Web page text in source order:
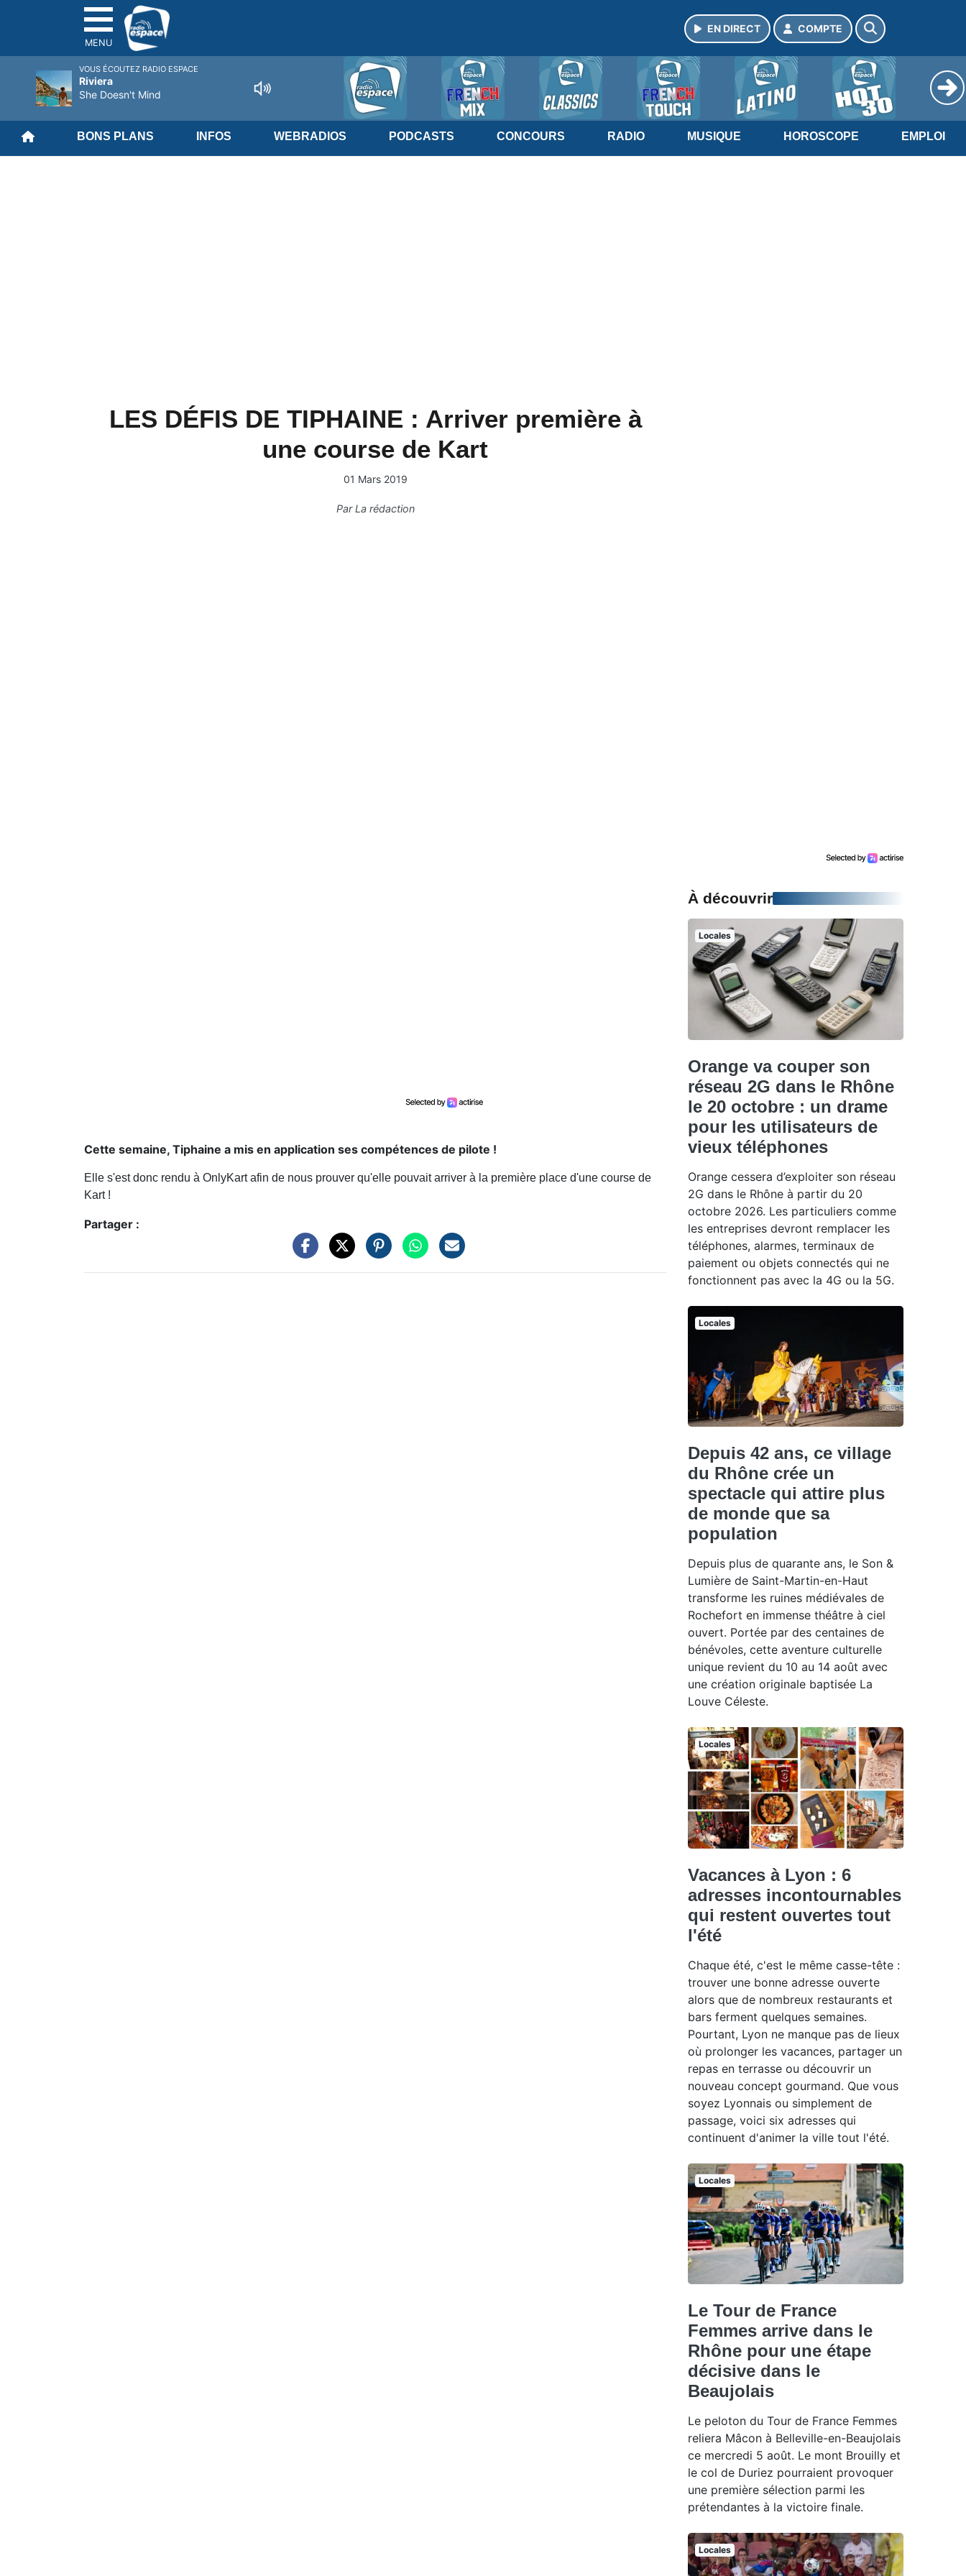
MENU
EN DIRECT COMPTE
BONS PLANS INFOS WEBRADIOS PODCASTS CONCOURS RADIO MUSIQUE HOROSCOPE EMPLOI
LES DÉFIS DE TIPHAINE : Arriver première à
une course de Kart
01 Mars 2019
ParLa rédaction
Cette semaine, Tiphaine a mis en application ses compétences de pilote !
Elle s'est donc rendu à OnlyKart afin de nous prouver qu'elle pouvait arriver à la première place d'une course de
Kart !
Partager :
À découvrir
Locales
Orange va couper son
réseau 2G dans le Rhône
le 20 octobre : un drame
pour les utilisateurs de
vieux téléphones
Orange cessera d’exploiter son réseau
2G dans le Rhône à partir du 20
octobre 2026. Les particuliers comme
les entreprises devront remplacer les
téléphones, alarmes, terminaux de
paiement ou objets connectés qui ne
fonctionnent pas avec la 4G ou la 5G.
Locales
Depuis 42 ans, ce village
du Rhône crée un
spectacle qui attire plus
de monde que sa
population
Depuis plus de quarante ans, le Son &
Lumière de Saint-Martin-en-Haut
transforme les ruines médiévales de
Rochefort en immense théâtre à ciel
ouvert. Portée par des centaines de
bénévoles, cette aventure culturelle
unique revient du 10 au 14 août avec
une création originale baptisée La
Louve Céleste.
Locales
Vacances à Lyon : 6
adresses incontournables
qui restent ouvertes tout
l'été
Chaque été, c'est le même casse-tête :
trouver une bonne adresse ouverte
alors que de nombreux restaurants et
bars ferment quelques semaines.
Pourtant, Lyon ne manque pas de lieux
où prolonger les vacances, partager un
repas en terrasse ou découvrir un
nouveau concept gourmand. Que vous
soyez Lyonnais ou simplement de
passage, voici six adresses qui
continuent d'animer la ville tout l'été.
Locales
Le Tour de France
Femmes arrive dans le
Rhône pour une étape
décisive dans le
Beaujolais
Le peloton du Tour de France Femmes
reliera Mâcon à Belleville-en-Beaujolais
ce mercredi 5 août. Le mont Brouilly et
le col de Duriez pourraient provoquer
une première sélection parmi les
prétendantes à la victoire finale.
Locales
VOUS ÉCOUTEZ RADIO ESPACE
Riviera
She Doesn't Mind